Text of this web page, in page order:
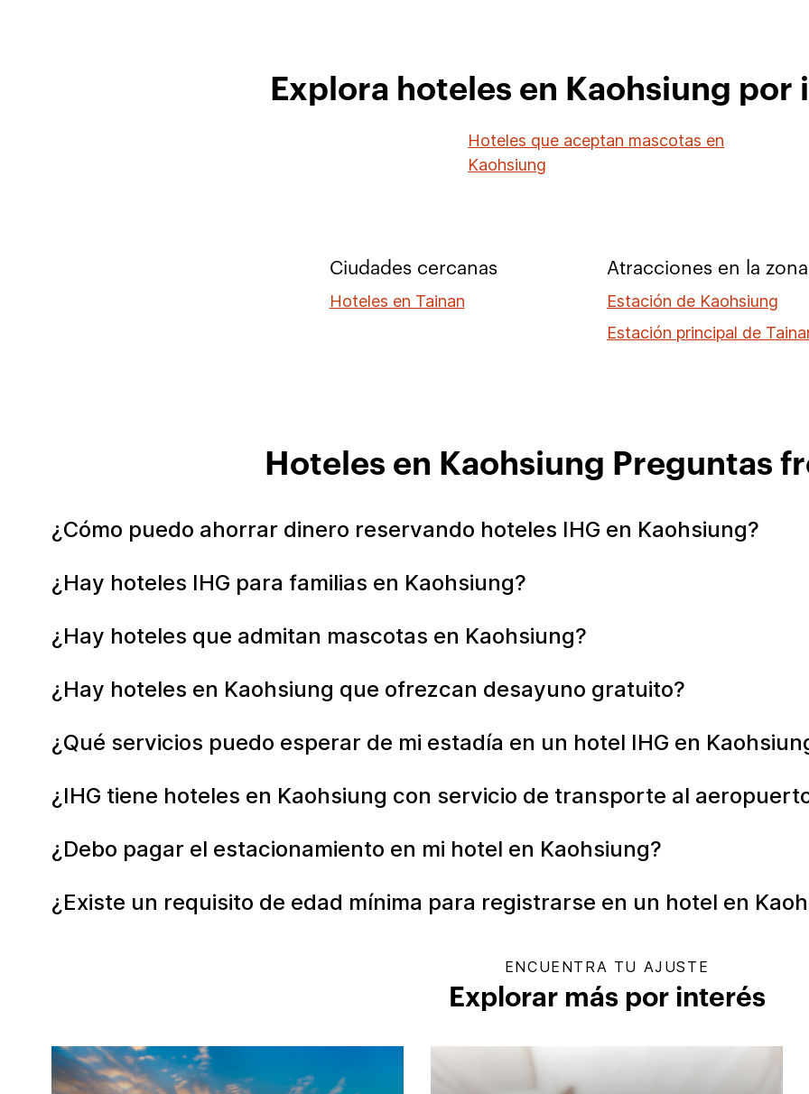
Explora hoteles en Kaohsiung por
Hoteles que aceptan mascotas en
Kaohsiung
Ciudades cercanas
Hoteles en Tainan
Atracciones en la zona
Estación de Kaohsiung
Estación principal de
Hoteles en Kaohsiung Preguntas
¿Cómo puedo ahorrar dinero reservando hoteles IHG en Kaohsiung?
¿Hay hoteles IHG para familias en Kaohsiung?
¿Hay hoteles que admitan mascotas en Kaohsiung?
¿Hay hoteles en Kaohsiung que ofrezcan desayuno gratuito?
¿Qué servicios puedo esperar de mi estadía en un hotel IHG en
¿IHG tiene hoteles en Kaohsiung con servicio de transporte al
¿Debo pagar el estacionamiento en mi hotel en Kaohsiung?
¿Existe un requisito de edad mínima para registrarse en un hotel en
ENCUENTRA TU AJUSTE
Explorar más por interés